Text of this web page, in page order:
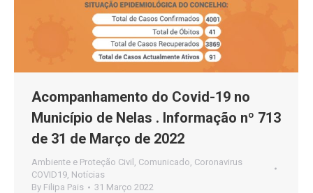
Acompanhamento do Covid-19 no
Município de Nelas . Informação nº 713
de 31 de Março de 2022
Ambiente e Proteção Civil Comunicado Coronavirus
COVID19 Notícias
By Filipa Pais 31 Março 2022